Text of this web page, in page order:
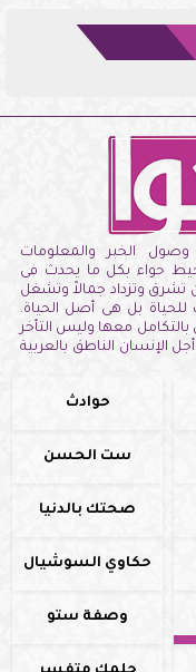
الخبر والمعلومات
حواء بكل ما يحدث فى
تشرق وتزداد جمالاً وتشغل
للحياة بل هى أصل الحياة.
معها وليس التأخر
الإنسان الناطق بالعربية
حوادث
ست الحسن
صحتك بالدنيا
حكاوي السوشيال
وصفة ستو